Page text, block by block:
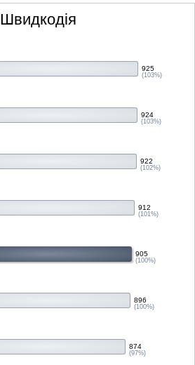
Швидкодія
925
(103%)
924
(103%)
922
(102%)
912
(101%)
905
(100%)
896
(100%)
874
(97%)